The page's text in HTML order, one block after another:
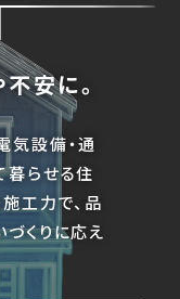
安に。
気設備・通
暮らせる住
工力で、品
くりに応え